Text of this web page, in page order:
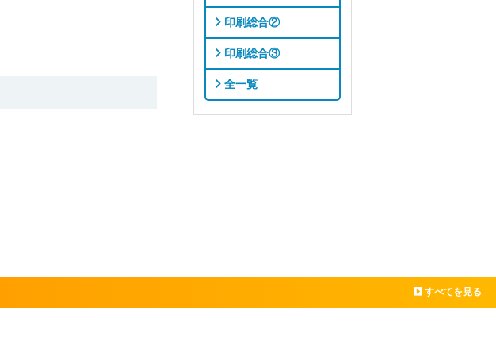
印刷総合②
印刷総合③
全一覧
すべてを見る